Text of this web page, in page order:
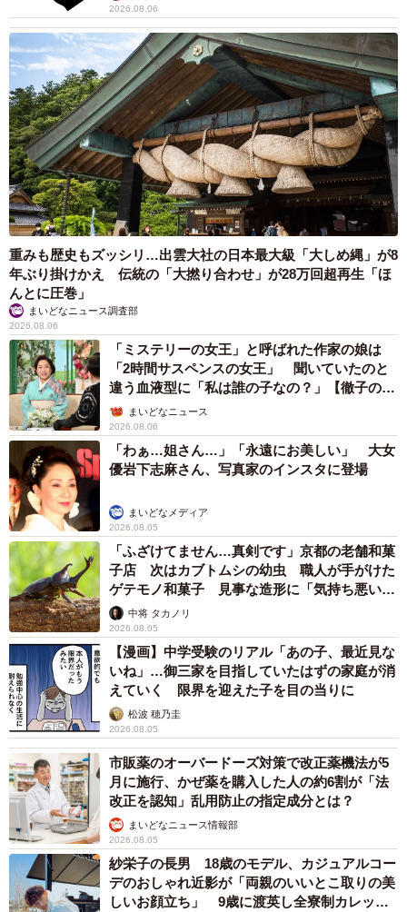
2026.08.06
重みも歴史もズッシリ…出雲大社の日本最大級「大しめ縄」が8
年ぶり掛けかえ 伝統の「大撚り合わせ」が28万回超再生「ほ
んとに圧巻」
まいどなニュース調査部
2026.08.06
「ミステリーの女王」と呼ばれた作家の娘は
「2時間サスペンスの女王」 聞いていたのと
違う血液型に「私は誰の子なの？」【徹子の部
屋】まいどなニュース
2026.08.06
「わぁ…姐さん…」「永遠にお美しい」 大女
優岩下志麻さん、写真家のインスタに登場
まいどなメディア
2026.08.05
「ふざけてません…真剣です」京都の老舗和菓
子店 次はカブトムシの幼虫 職人が手がけた
ゲテモノ和菓子 見事な造形に「気持ち悪いく
らいリアル」
中将 タカノリ
2026.08.05
【漫画】中学受験のリアル「あの子、最近見な
いね」…御三家を目指していたはずの家庭が消
えていく 限界を迎えた子を目の当りに
松波 穂乃圭
2026.08.05
市販薬のオーバードーズ対策で改正薬機法が5
月に施行、かぜ薬を購入した人の約6割が「法
改正を認知」乱用防止の指定成分とは？
まいどなニュース情報部
2026.08.05
紗栄子の長男 18歳のモデル、カジュアルコー
デのおしゃれ近影が「両親のいいとこ取りの美
しいお顔立ち」 9歳に渡英し全寮制カレッジ